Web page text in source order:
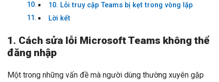
10. Lỗi truy cập Teams bị kẹt trong vòng lặp
Lời kết
1. Cách sửa lỗi Microsoft Teams không thể
đăng nhập
Một trong những vấn đề mà người dùng thường xuyên gặp